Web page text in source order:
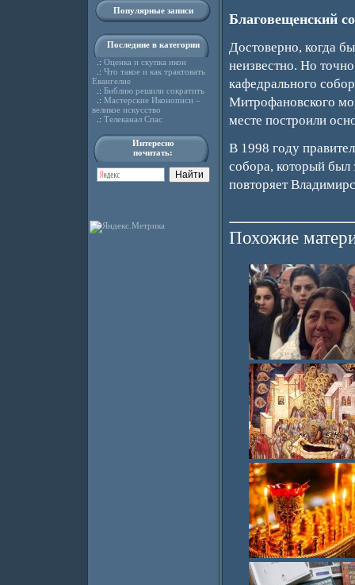
Популярные записи
Последние в категории
.: Оценка и скупка икон
.: Что такое и как трактовать
Евангелие
.: Библию решили сократить
.: Мастерские Иконописи –
великое искусство
.: Телеканал Спас
Интересно
почитать:
Благовещенский
Достоверно, когда
неизвестно. Но
кафедрального
Митрофановского
месте построили
В 1998 году
собора, который был
повторяет
Похожие